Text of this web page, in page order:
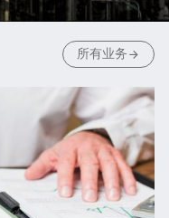
所有业务